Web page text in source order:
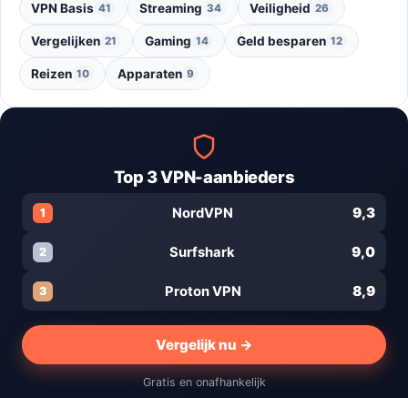
VPN Basis 41 Streaming 34 Veiligheid 26
Vergelijken 21 Gaming 14 Geld besparen 12
Reizen 10 Apparaten 9
Top 3 VPN-aanbieders
1 NordVPN 9,3
2 Surfshark 9,0
3 Proton VPN 8,9
Vergelijk nu →
Gratis en onafhankelijk